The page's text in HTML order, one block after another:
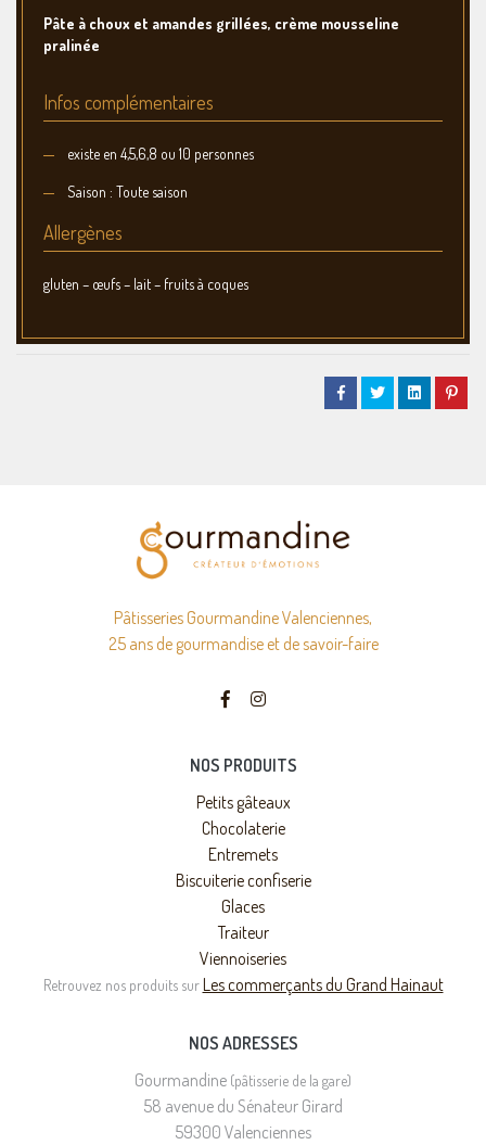
Pâte à choux et amandes grillées, crème mousseline
pralinée
Infos complémentaires
existe en 4,5,6,8 ou 10 personnes
Saison : Toute saison
Allergènes
gluten – œufs – lait – fruits à coques
Pâtisseries Gourmandine Valenciennes,
25 ans de gourmandise et de savoir-faire
NOS PRODUITS
Petits gâteaux
Chocolaterie
Entremets
Biscuiterie confiserie
Glaces
Traiteur
Viennoiseries
Retrouvez nos produits surLes commerçants du Grand Hainaut
NOS ADRESSES
Gourmandine (pâtisserie de la gare)
58 avenue du Sénateur Girard
59300 Valenciennes